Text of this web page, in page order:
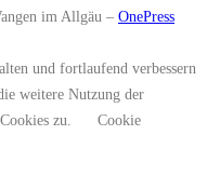
im Allgäu – OnePress
und fortlaufend verbessern
weitere Nutzung der
zu.
Cookie